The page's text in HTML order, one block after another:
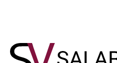
naar
naar
naar
naar